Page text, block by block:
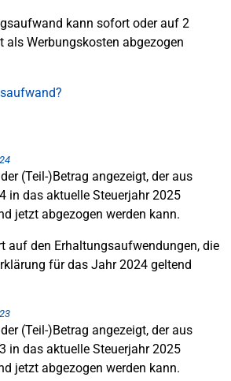
kann sofort oder auf 2
als Werbungskosten abgezogen
(Teil-)Betrag angezeigt, der aus
in das aktuelle Steuerjahr 2025
jetzt abgezogen werden kann.
auf den Erhaltungsaufwendungen, die
für das Jahr 2024 geltend
(Teil-)Betrag angezeigt, der aus
in das aktuelle Steuerjahr 2025
jetzt abgezogen werden kann.